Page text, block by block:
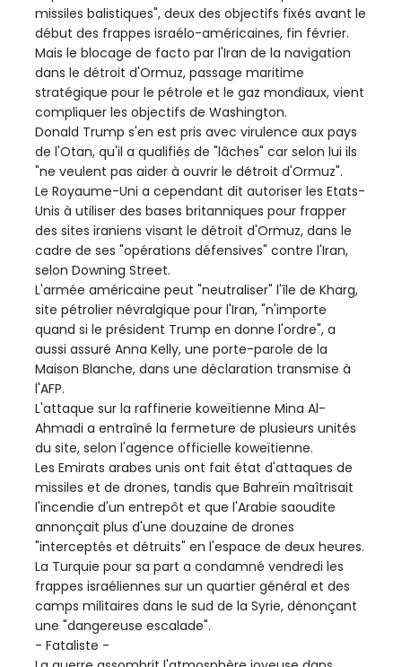
missiles balistiques", deux des objectifs fixés avant le
début des frappes israélo-américaines, fin février.
Mais le blocage de facto par l'Iran de la navigation
dans le détroit d'Ormuz, passage maritime
stratégique pour le pétrole et le gaz mondiaux, vient
compliquer les objectifs de Washington.
Donald Trump s'en est pris avec virulence aux pays
de l'Otan, qu'il a qualifiés de "lâches" car selon lui ils
"ne veulent pas aider à ouvrir le détroit d'Ormuz".
Le Royaume-Uni a cependant dit autoriser les Etats-
Unis à utiliser des bases britanniques pour frapper
des sites iraniens visant le détroit d'Ormuz, dans le
cadre de ses "opérations défensives" contre l'Iran,
selon Downing Street.
L'armée américaine peut "neutraliser" l'île de Kharg,
site pétrolier névralgique pour l'Iran, "n'importe
quand si le président Trump en donne l'ordre", a
aussi assuré Anna Kelly, une porte-parole de la
Maison Blanche, dans une déclaration transmise à
l'AFP.
L'attaque sur la raffinerie koweïtienne Mina Al-
Ahmadi a entraîné la fermeture de plusieurs unités
du site, selon l'agence officielle koweïtienne.
Les Emirats arabes unis ont fait état d'attaques de
missiles et de drones, tandis que Bahreïn maîtrisait
l'incendie d'un entrepôt et que l'Arabie saoudite
annonçait plus d'une douzaine de drones
"interceptés et détruits" en l'espace de deux heures.
La Turquie pour sa part a condamné vendredi les
frappes israéliennes sur un quartier général et des
camps militaires dans le sud de la Syrie, dénonçant
une "dangereuse escalade".
- Fataliste -